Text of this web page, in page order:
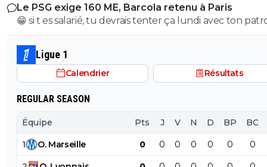
comme ca !
Le PSG exige 160 ME, Barcola retenu à Paris
😁 si t es salarié, tu devrais tenter ça lundi avec ton
pour voir ce qu’il va te répondre
Ligue 1
Calendrier Résultats
REGULAR SEASON
Équipe Pts J V N D BP BC
1 O. Marseille 0 0 0 0 0 0 0